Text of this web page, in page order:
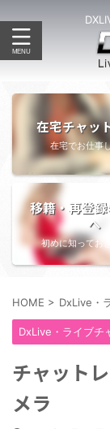
在宅チャッ
在宅でお仕事
移籍・再登
へ
初めに知ってお
HOME > DxLive・
DxLive・ライブチ
チャット
メラ